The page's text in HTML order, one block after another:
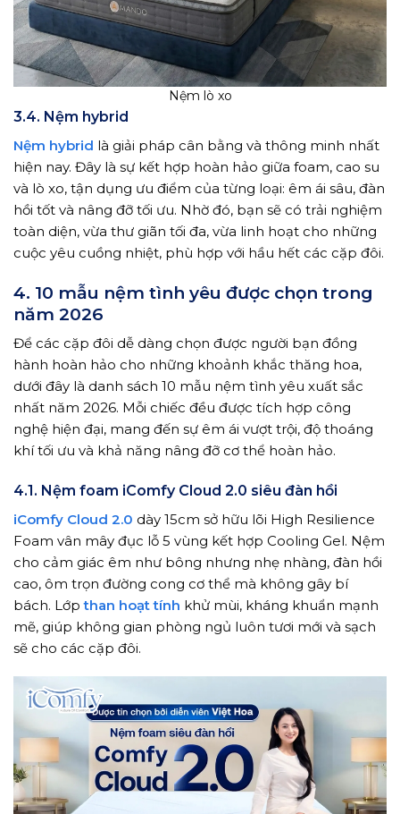
Nệm lò xo
3.4. Nệm hybrid
Nệm hybrid là giải pháp cân bằng và thông minh nhất
hiện nay. Đây là sự kết hợp hoàn hảo giữa foam, cao su
và lò xo, tận dụng ưu điểm của từng loại: êm ái sâu, đàn
hồi tốt và nâng đỡ tối ưu. Nhờ đó, bạn sẽ có trải nghiệm
toàn diện, vừa thư giãn tối đa, vừa linh hoạt cho những
cuộc yêu cuồng nhiệt, phù hợp với hầu hết các cặp đôi.
4. 10 mẫu nệm tình yêu được chọn trong
năm 2026
Để các cặp đôi dễ dàng chọn được người bạn đồng
hành hoàn hảo cho những khoảnh khắc thăng hoa,
dưới đây là danh sách 10 mẫu nệm tình yêu xuất sắc
nhất năm 2026. Mỗi chiếc đều được tích hợp công
nghệ hiện đại, mang đến sự êm ái vượt trội, độ thoáng
khí tối ưu và khả năng nâng đỡ cơ thể hoàn hảo.
4.1. Nệm foam iComfy Cloud 2.0 siêu đàn hồi
iComfy Cloud 2.0 dày 15cm sở hữu lõi High Resilience
Foam vân mây đục lỗ 5 vùng kết hợp Cooling Gel. Nệm
cho cảm giác êm như bông nhưng nhẹ nhàng, đàn hồi
cao, ôm trọn đường cong cơ thể mà không gây bí
bách. Lớpthan hoạt tính khử mùi, kháng khuẩn mạnh
mẽ, giúp không gian phòng ngủ luôn tươi mới và sạch
sẽ cho các cặp đôi.